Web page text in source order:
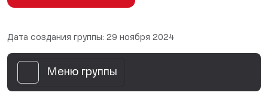
Дата создания группы: 29 ноября 2024
Меню группы